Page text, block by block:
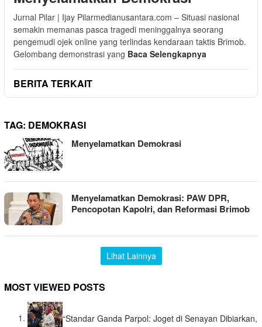
Jurnal Pilar | Ijay Pilarmedianusantara.com – Situasi nasional
semakin memanas pasca tragedi meninggalnya seorang
pengemudi ojek online yang terlindas kendaraan taktis Brimob.
Gelombang demonstrasi yang Baca Selengkapnya
BERITA TERKAIT
TAG: DEMOKRASI
Menyelamatkan Demokrasi
Menyelamatkan Demokrasi: PAW DPR,
Pencopotan Kapolri, dan Reformasi Brimob
Lihat Lainnya
MOST VIEWED POSTS
“Standar Ganda Parpol: Joget di Senayan Dibiarkan,